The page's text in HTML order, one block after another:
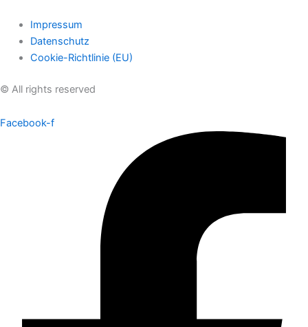
Impressum
Datenschutz
Cookie-Richtlinie (EU)
© All rights reserved
Facebook-f